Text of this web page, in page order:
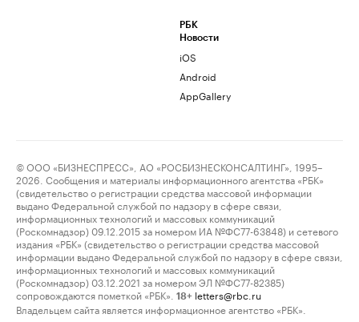
РБК
Новости
iOS
Android
AppGallery
© ООО «БИЗНЕСПРЕСС», АО «РОСБИЗНЕСКОНСАЛТИНГ», 1995–
2026. Сообщения и материалы информационного агентства «РБК»
(свидетельство о регистрации средства массовой информации
выдано Федеральной службой по надзору в сфере связи,
информационных технологий и массовых коммуникаций
(Роскомнадзор) 09.12.2015 за номером ИА №ФС77-63848) и сетевого
издания «РБК» (свидетельство о регистрации средства массовой
информации выдано Федеральной службой по надзору в сфере связи,
информационных технологий и массовых коммуникаций
(Роскомнадзор) 03.12.2021 за номером ЭЛ №ФС77-82385)
сопровождаются пометкой «РБК».
18+ letters@rbc.ru
Владельцем сайта является информационное агентство «РБК».